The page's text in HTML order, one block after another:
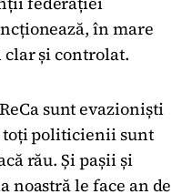
în mare
și controlat.
sunt evazioniști
toți politicienii sunt
rău. Și pașii și
noastră le face an de